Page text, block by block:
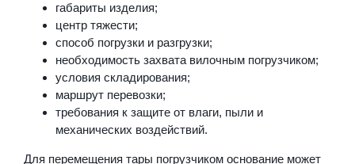
габариты изделия;
центр тяжести;
способ погрузки и разгрузки;
необходимость захвата вилочным погрузчиком;
условия складирования;
маршрут перевозки;
требования к защите от влаги, пыли и
механических воздействий.
Для перемещения тары погрузчиком основание может